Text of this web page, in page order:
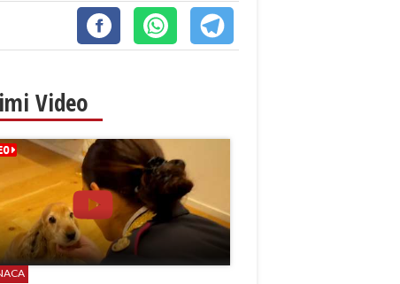
Video